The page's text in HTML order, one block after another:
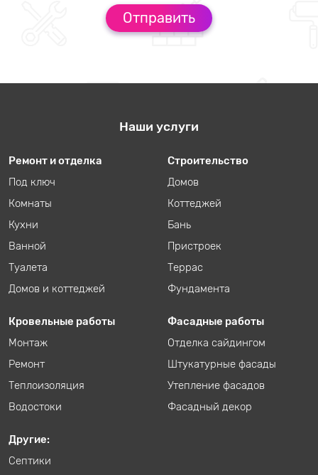
Наши услуги
Ремонт и отделка
Под ключ
Комнаты
Кухни
Ванной
Туалета
Домов и коттеджей
Строительство
Домов
Коттеджей
Бань
Пристроек
Террас
Фундамента
Кровельные работы
Монтаж
Ремонт
Теплоизоляция
Водостоки
Фасадные работы
Отделка сайдингом
Штукатурные фасады
Утепление фасадов
Фасадный декор
Другие:
Септики